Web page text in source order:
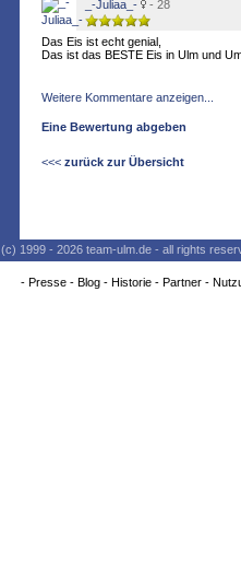
_-Juliaa_- - 28
Das Eis ist echt genial,
Das ist das BESTE Eis in Ulm und
Weitere Kommentare anzeigen...
Eine Bewertung abgeben
<<< zurück zur Übersicht
(c) 1999 - 2026 team-ulm.de - all rights
- Presse- Blog- Historie- Partner-